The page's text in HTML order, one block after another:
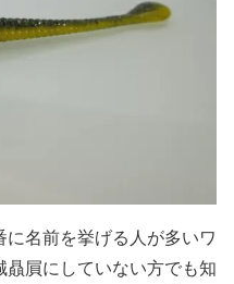
名前を挙げる人が多いワ
屓にしていない方でも知